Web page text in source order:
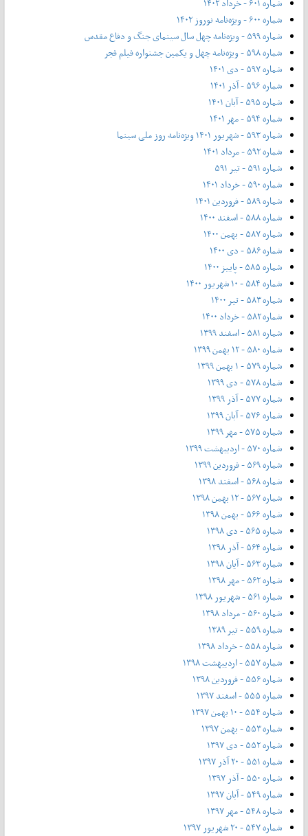
شماره ۶۰۰ - ویژه‌نامه نوروز ۱۴۰۲
شماره ۵۹۹ - ویژه‌نامه چهل سال سینمای جنگ و دفاع مقدس
شماره ۵۹۸ - ویژه‌نامه چهل و یکمین جشنواره فیلم فجر
شماره ۵۹۷ - دی ۱۴۰۱
شماره ۵۹۶ - آذر ۱۴۰۱
شماره ۵۹۵ - آبان ۱۴۰۱
شماره ۵۹۴ - مهر ۱۴۰۱
شماره ۵۹۳ - شهریور ۱۴۰۱ ویژه‌نامه روز ملی سینما
شماره ۵۹۲ - مرداد ۱۴۰۱
شماره ۵۹۱ - تیر ۵۹۱
شماره ۵۹۰ - خرداد ۱۴۰۱
شماره ۵۸۹ - فروردین ۱۴۰۱
شماره ۵۸۸ - اسفند ۱۴۰۰
شماره ۵۸۷ - بهمن ۱۴۰۰
شماره ۵۸۶ - دی ۱۴۰۰
شماره ۵۸۵ - پاییز ۱۴۰۰
شماره ۵۸۴ - ۱۰ شهریور ۱۴۰۰
شماره ۵۸۳ - تیر ۱۴۰۰
شماره ۵۸۲ - خرداد ۱۴۰۰
شماره ۵۸۱ - اسفند ۱۳۹۹
شماره ۵۸۰ - ۱۲ بهمن ۱۳۹۹
شماره ۵۷۹ - ۱ بهمن ۱۳۹۹
شماره ۵۷۸ - دی ۱۳۹۹
شماره ۵۷۷ - آذر ۱۳۹۹
شماره ۵۷۶ - آبان ۱۳۹۹
شماره ۵۷۵ - مهر ۱۳۹۹
شماره ۵۷۰ - اردیبهشت ۱۳۹۹
شماره ۵۶۹ - فروردین ۱۳۹۹
شماره ۵۶۸ - اسفند ۱۳۹۸
شماره ۵۶۷ - ۱۲ بهمن ۱۳۹۸
شماره ۵۶۶ - بهمن ۱۳۹۸
شماره ۵۶۵ - دی ۱۳۹۸
شماره ۵۶۴ - آذر ۱۳۹۸
شماره ۵۶۳ - آیان ۱۳۹۸
شماره ۵۶۲ - مهر ۱۳۹۸
شماره ۵۶۱ - شهریور ۱۳۹۸
شماره ۵۶۰ - مرداد ۱۳۹۸
شماره ۵۵۹ - تیر ۱۳۸۹
شماره ۵۵۸ - خرداد ۱۳۹۸
شماره ۵۵۷ - اردیبهشت ۱۳۹۸
شماره ۵۵۶ - فروردین ۱۳۹۸
شماره ۵۵۵ - اسفند ۱۳۹۷
شماره ۵۵۴ - ۱۰ بهمن ۱۳۹۷
شماره ۵۵۳ - بهمن ۱۳۹۷
شماره ۵۵۲ - دی ۱۳۹۷
شماره ۵۵۱ - ۲۰ آذر ۱۳۹۷
شماره ۵۵۰ - آذر ۱۳۹۷
شماره ۵۴۹ - آبان ۱۳۹۷
شماره ۵۴۸ - مهر ۱۳۹۷
شماره ۵۴۷ - ۲۰ شهریور ۱۳۹۷